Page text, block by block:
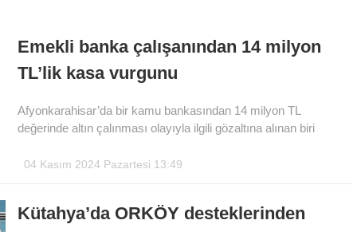
Emekli banka çalışanından 14 milyon
TL’lik kasa vurgunu
Afyonkarahisar’da bir kamu bankasından 14 milyon TL
değerinde altın çalınması olayıyla ilgili gözaltına alınan biri
04 Kasım 2024 Pazartesi 13:49
Kütahya’da ORKÖY desteklerinden